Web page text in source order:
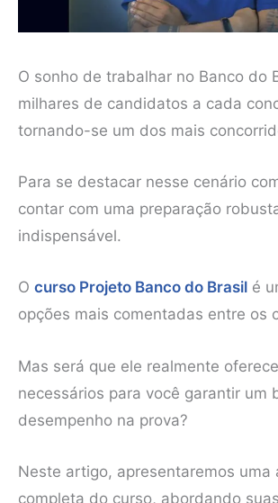
O sonho de trabalhar no Banco do
milhares de candidatos a cada
tornando-se um dos mais
Para se destacar nesse cenário
contar com uma preparação
indispensável.
O curso Projeto Banco do Brasil é
opções mais comentadas entre os
Mas será que ele realmente
necessários para você garantir um
desempenho na prova?
Neste artigo, apresentaremos uma
completa do curso, abordando